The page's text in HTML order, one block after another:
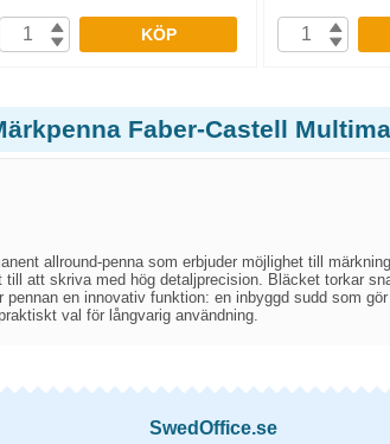
KÖP
Faber-Castell
allround-penna som erbjuder möjlighet till
till att skriva med hög detaljprecision. Bläcket torkar
en innovativ funktion: en inbyggd sudd som
val för långvarig användning.
SwedOffice.se